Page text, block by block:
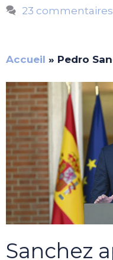
23 commentaires
Accueil » Pedro
Sanchez